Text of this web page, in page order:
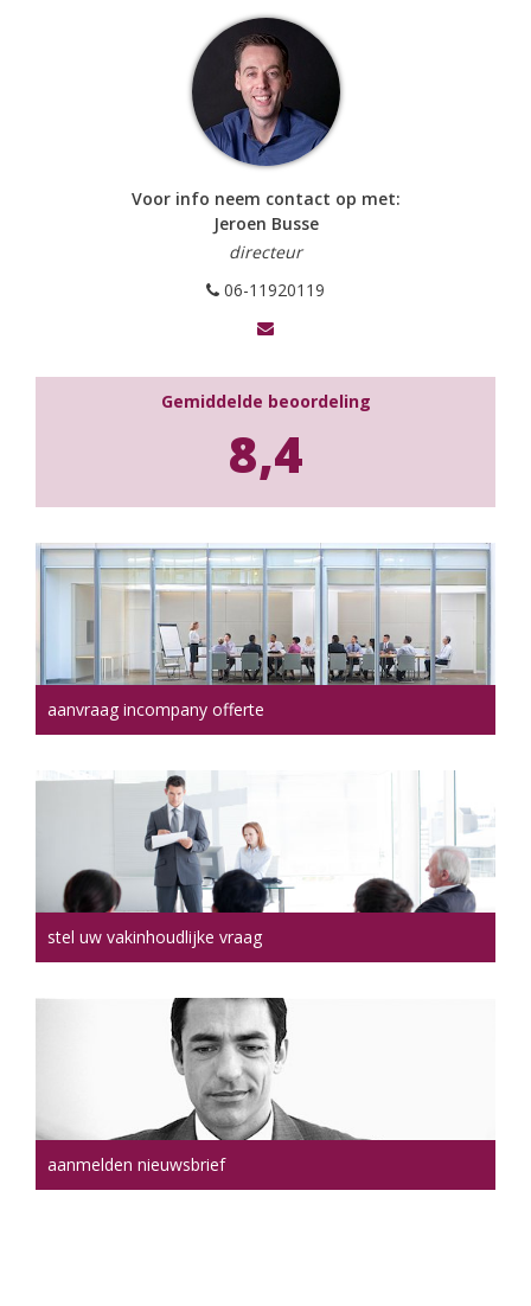
Voor info neem contact op met:
Jeroen Busse
directeur
06-11920119
Gemiddelde beoordeling
8,4
aanvraag incompany offerte
stel uw vakinhoudlijke vraag
aanmelden nieuwsbrief